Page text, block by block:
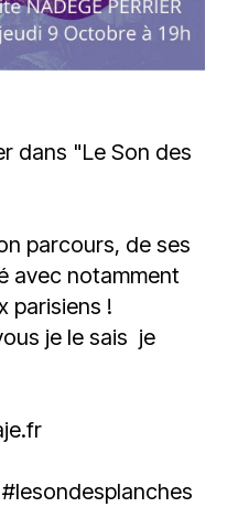
dans "Le Son des
parcours, de ses
avec notamment
parisiens !
je le sais je
#lesondesplanches